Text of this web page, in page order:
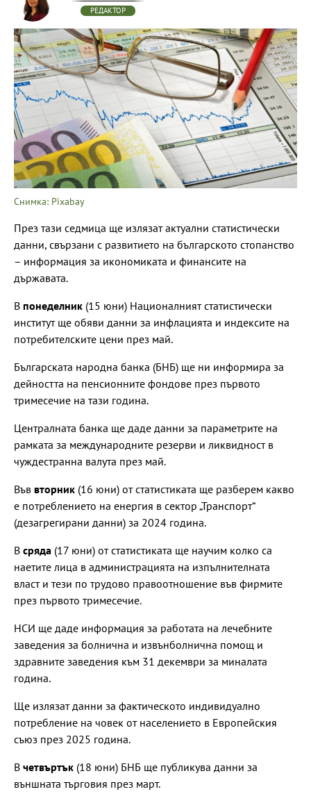
РЕДАКТОР
Снимка: Pixabay
През тази седмица ще излязат актуални статистически
данни, свързани с развитието на българското стопанство
– информация за икономиката и финансите на
държавата.
В понеделник (15 юни) Националният статистически
институт ще обяви данни за инфлацията и индексите на
потребителските цени през май.
Българската народна банка (БНБ) ще ни информира за
дейността на пенсионните фондове през първото
тримесечие на тази година.
Централната банка ще даде данни за параметрите на
рамката за международните резерви и ликвидност в
чуждестранна валута през май.
Във вторник (16 юни) от статистиката ще разберем какво
е потреблението на енергия в сектор „Транспорт“
(дезагрегирани данни) за 2024 година.
В сряда (17 юни) от статистиката ще научим колко са
наетите лица в администрацията на изпълнителната
власт и тези по трудово правоотношение във фирмите
през първото тримесечие.
НСИ ще даде информация за работата на лечебните
заведения за болнична и извънболнична помощ и
здравните заведения към 31 декември за миналата
година.
Ще излязат данни за фактическото индивидуално
потребление на човек от населението в Европейския
съюз през 2025 година.
В четвъртък (18 юни) БНБ ще публикува данни за
външната търговия през март.